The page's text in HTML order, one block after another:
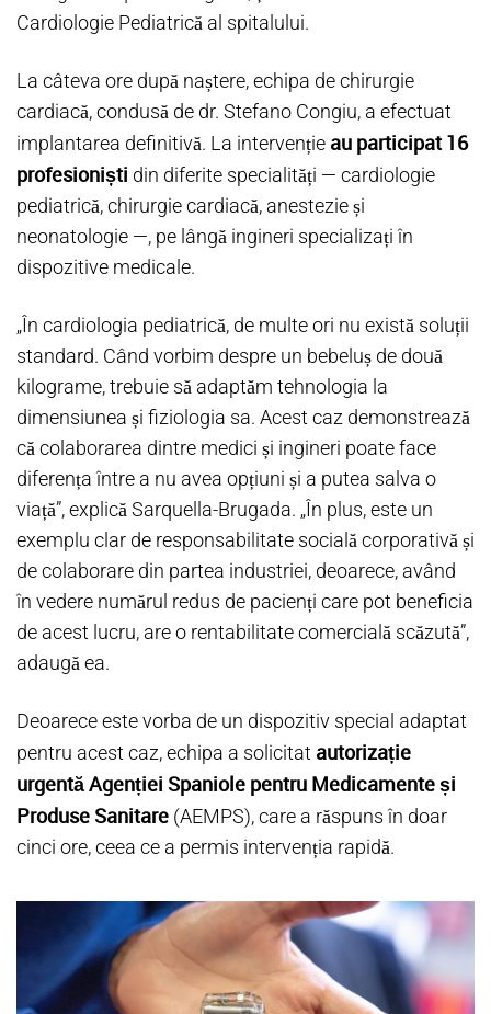
Cardiologie Pediatrică al spitalului.
La câteva ore după naștere, echipa de chirurgie
cardiacă, condusă de dr. Stefano Congiu, a efectuat
implantarea definitivă. La intervenție au participat 16
profesioniști din diferite specialități — cardiologie
pediatrică, chirurgie cardiacă, anestezie și
neonatologie —, pe lângă ingineri specializați în
dispozitive medicale.
„În cardiologia pediatrică, de multe ori nu există soluții
standard. Când vorbim despre un bebeluș de două
kilograme, trebuie să adaptăm tehnologia la
dimensiunea și fiziologia sa. Acest caz demonstrează
că colaborarea dintre medici și ingineri poate face
diferența între a nu avea opțiuni și a putea salva o
viață”, explică Sarquella-Brugada. „În plus, este un
exemplu clar de responsabilitate socială corporativă și
de colaborare din partea industriei, deoarece, având
în vedere numărul redus de pacienți care pot beneficia
de acest lucru, are o rentabilitate comercială scăzută”,
adaugă ea.
Deoarece este vorba de un dispozitiv special adaptat
pentru acest caz, echipa a solicitat autorizație
urgentă Agenției Spaniole pentru Medicamente și
Produse Sanitare (AEMPS), care a răspuns în doar
cinci ore, ceea ce a permis intervenția rapidă.